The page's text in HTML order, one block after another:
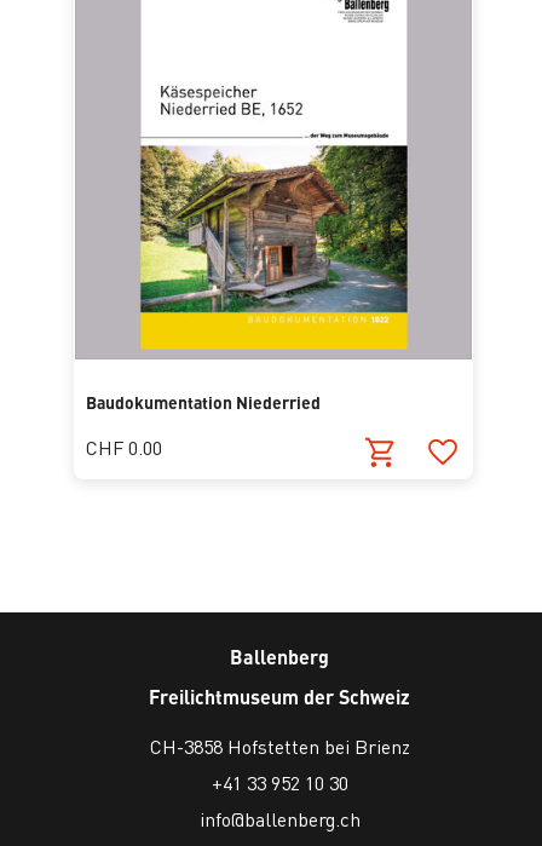
Baudokumentation Niederried
CHF 0.00
Ballenberg
Freilichtmuseum der Schweiz
CH-3858 Hofstetten bei Brienz
+41 33 952 10 30
info@ballenberg.ch